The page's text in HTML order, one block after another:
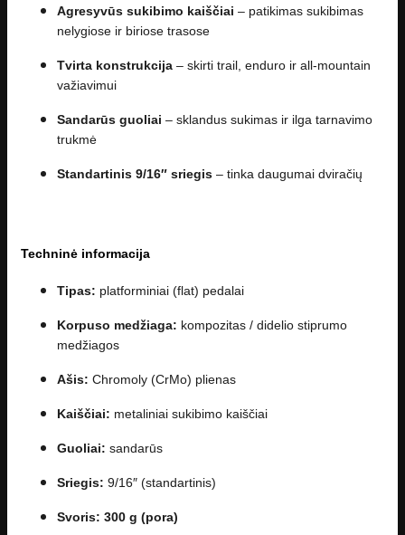
Agresyvūs sukibimo kaiščiai – patikimas sukibimas
nelygiose ir biriose trasose
Tvirta konstrukcija – skirti trail, enduro ir all-mountain
važiavimui
Sandarūs guoliai – sklandus sukimas ir ilga tarnavimo
trukmė
Standartinis 9/16″ sriegis – tinka daugumai dviračių
Techninė informacija
Tipas: platforminiai (flat) pedalai
Korpuso medžiaga: kompozitas / didelio stiprumo
medžiagos
Ašis: Chromoly (CrMo) plienas
Kaiščiai: metaliniai sukibimo kaiščiai
Guoliai: sandarūs
Sriegis: 9/16″ (standartinis)
Svoris: 300 g (pora)